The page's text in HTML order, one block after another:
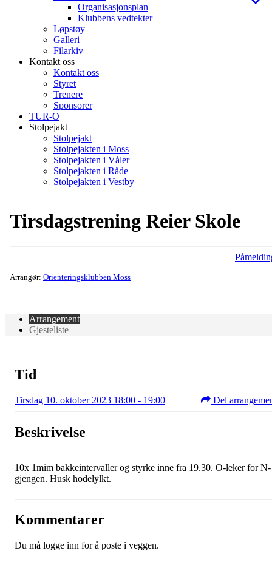
Organisasjonsplan
Klubbens vedtekter
Løpstøy
Galleri
Filarkiv
Kontakt oss
Kontakt oss
Styret
Trenere
Sponsorer
TUR-O
Stolpejakt
Stolpejakt
Stolpejakten i Moss
Stolpejakten i Våler
Stolpejakten i Råde
Stolpejakten i Vestby
Tirsdagstrening Reier Skole
Arrangør: Orienteringsklubben Moss
Arrangement
Gjesteliste
Tid
Tirsdag 10. oktober 2023 18:00 - 19:00 Del
Beskrivelse
10x 1mim bakkeintervaller og styrke inne fra 19.30. O-leker for N-
gjengen. Husk hodelylkt.
Kommentarer
Du må logge inn for å poste i veggen.